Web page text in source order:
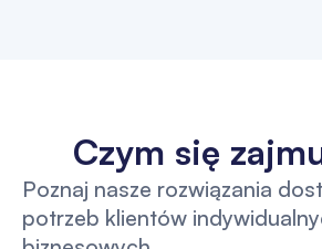
Czym się
Poznaj nasze rozwiązania
potrzeb klientów